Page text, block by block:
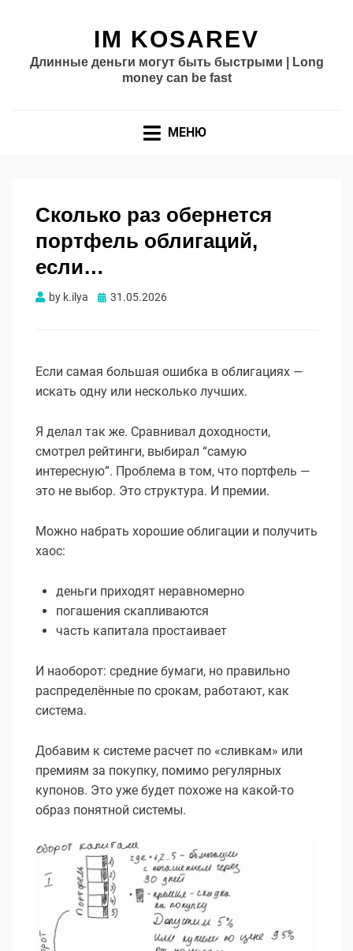
IM KOSAREV
Длинные деньги могут быть быстрыми | Long
money can be fast
МЕНЮ
Сколько раз обернется
портфель облигаций,
если…
by k.ilya Опубликовано
31.05.2026
Если самая большая ошибка в облигациях —
искать одну или несколько лучших.
Я делал так же. Сравнивал доходности,
смотрел рейтинги, выбирал “самую
интересную”. Проблема в том, что портфель —
это не выбор. Это структура. И премии.
Можно набрать хорошие облигации и получить
хаос:
деньги приходят неравномерно
погашения скапливаются
часть капитала простаивает
И наоборот: средние бумаги, но правильно
распределённые по срокам, работают, как
система.
Добавим к системе расчет по «сливкам» или
премиям за покупку, помимо регулярных
купонов. Это уже будет похоже на какой-то
образ понятной системы.